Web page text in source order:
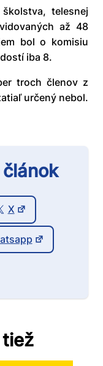
telesnej
až 48
bol o komisiu
iba 8.
troch členov z
určený nebol.
X